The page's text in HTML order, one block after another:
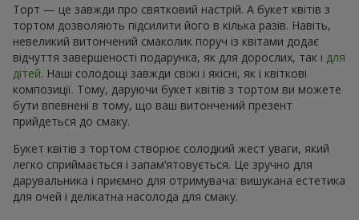
Торт — це завжди про святковий настрій. А букет квітів з
тортом дозволяють підсилити його в кілька разів. Навіть,
невеликий витончений смаколик поруч із квітами додає
відчуття завершеності подарунка, як для дорослих, так і для
дітей. Наші солодощі завжди свіжі і якісні, як і квіткові
композиції. Тому, даруючи букет квітів з тортом ви можете
бути впевнені в тому, що ваш витончений презент
прийдеться до смаку.
Букет квітів з тортом створює солодкий жест уваги, який
легко сприймається і запам’ятовується. Це зручно для
дарувальника і приємно для отримувача: вишукана естетика
для очей і делікатна насолода для смаку.